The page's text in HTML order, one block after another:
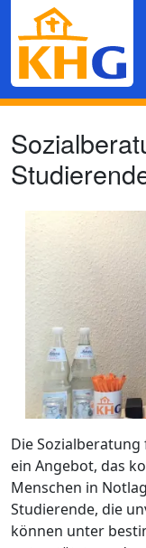
Direkt zum Inhalt
Die
ein Angebot, das
Menschen in
Studierende, die
können unter